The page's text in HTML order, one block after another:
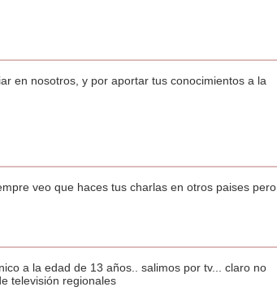
en nosotros, y por aportar tus conocimientos a la
veo que haces tus charlas en otros paises pero
a la edad de 13 años.. salimos por tv... claro no
televisión regionales